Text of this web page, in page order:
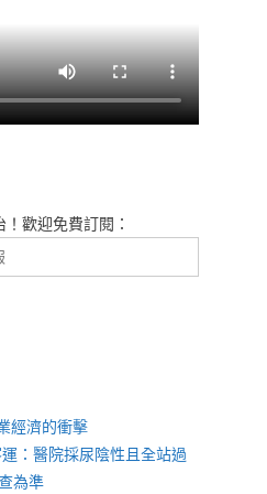
歡迎免費訂閱：
經濟的衝擊
：醫院採尿陰性且全站過
為準